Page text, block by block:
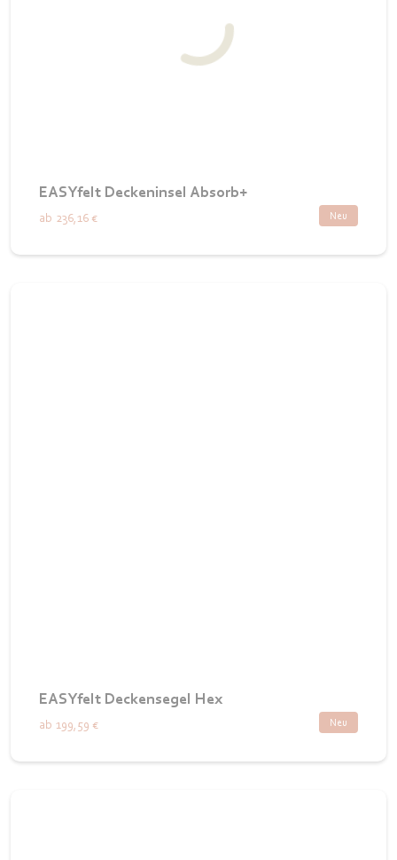
EASYfelt Deckeninsel Absorb+
Neu
ab 236,16 €
EASYfelt Deckensegel Hex
Neu
ab 199,59 €